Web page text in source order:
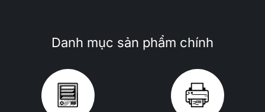
Danh mục sản phẩm chính